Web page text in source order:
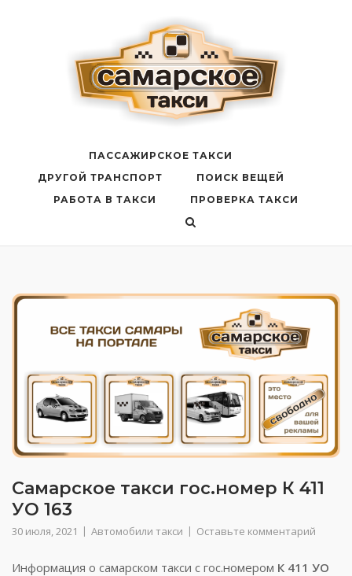
ПАССАЖИРСКОЕ ТАКСИ
ДРУГОЙ ТРАНСПОРТ
ПОИСК ВЕЩЕЙ
РАБОТА В ТАКСИ
ПРОВЕРКА ТАКСИ
Самарское такси гос.номер К 411
УО 163
30 июля, 2021 Автомобили такси Оставьте комментарий
Информация о самарском такси с гос.номером К 411 УО